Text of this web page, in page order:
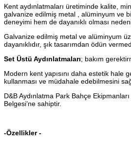
Kent aydınlatmaları üretiminde kalite,
galvanize edilmiş metal , alüminyum ve
deneyimi hem de dayanıklı olması
Galvanize edilmiş metal ve alüminyum
dayanıklıdır, şık tasarımdan ödün
Set Üstü Aydınlatmaları; bakım
Modern kent yapısını daha estetik hale
kullanması ve müdahale edebilmesini
D&B Aydınlatma Park Bahçe
Belgesi’ne sahiptir.
-Özellikler -